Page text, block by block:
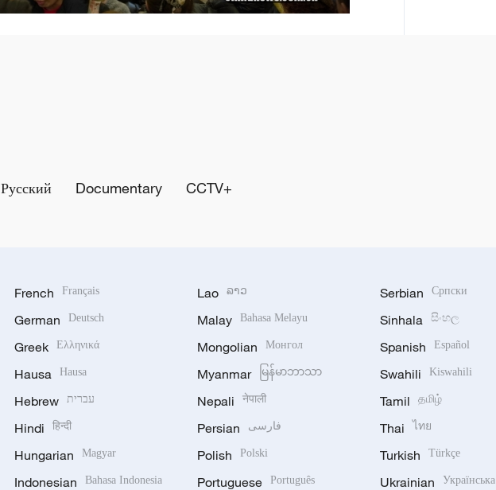
Русский Documentary CCTV+
French Français
German Deutsch
Greek Ελληνικά
Hausa Hausa
Hebrew עברית
Hindi हिन्दी
Hungarian Magyar
Indonesian Bahasa Indonesia
Lao ລາວ
Malay Bahasa Melayu
Mongolian Монгол
Myanmar မြန်မာဘာသာ
Nepali नेपाली
Persian فارسی
Polish Polski
Portuguese Português
Serbian Српски
Sinhala සිංහල
Spanish Español
Swahili Kiswahili
Tamil தமிழ்
Thai ไทย
Turkish Türkçe
Ukrainian Українська